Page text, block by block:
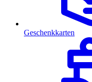
Geschenkkarten